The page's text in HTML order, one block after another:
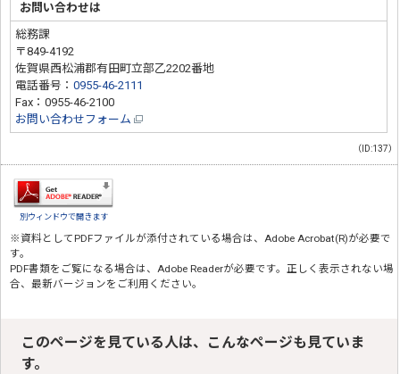
お問い合わせは
総務課
〒849-4192
佐賀県西松浦郡有田町立部乙2202番地
電話番号：0955-46-2111
Fax：0955-46-2100
お問い合わせフォーム
（ID:137）
別ウィンドウで開きます
※資料としてPDFファイルが添付されている場合は、 Adobe Acrobat(R)が必要で
す。
PDF書類をご覧になる場合は、 Adobe Readerが必要です。正しく表示されない場
合、最新バージョンをご利用ください。
このページを見ている人は、こんなページも見ていま
す。